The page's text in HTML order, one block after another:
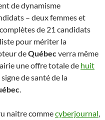
de dynamisme
– deux femmes et
de 21 candidats
pour mériter la
deQuébecverra même
une offre totale de huit
de santé de la
.
naitre commecyberjournal,